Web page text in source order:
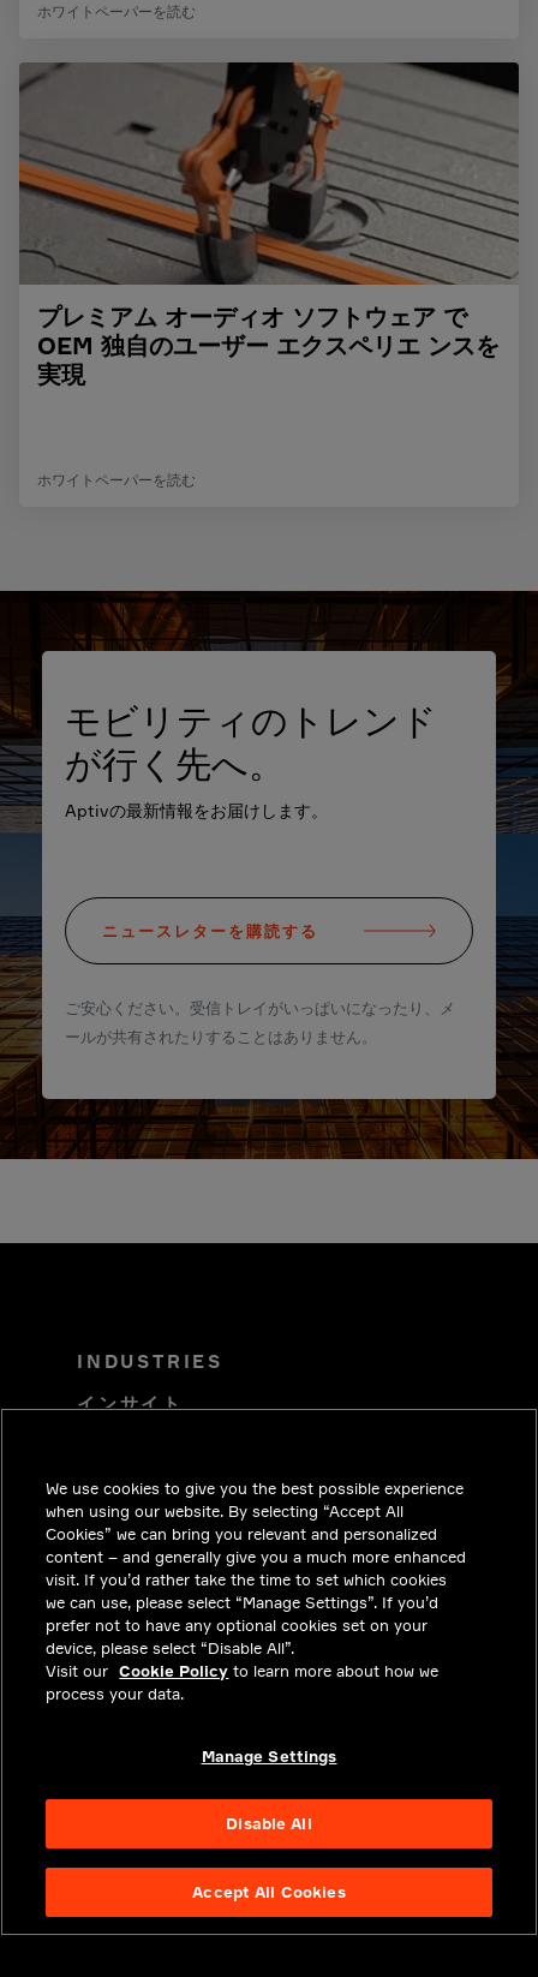
ホワイトペーパーを読む
プレミアム オーディオ ソフトウェア で
OEM 独自のユーザー エクスペリエ ンスを
実現
ホワイトペーパーを読む
モビリティのトレンド
が行く先へ。
Aptivの最新情報をお届けします。
ニュースレターを購読する
ご安心ください。受信トレイがいっぱいになったり、メ
ールが共有されたりすることはありません。
INDUSTRIES
インサイト
採用情報
投資家向けお知らせ
ニュースルーム
お問い合わせ
プライバシー
法令順守
We use cookies to give you the best possible experience
when using our website. By selecting “Accept All
Cookies” we can bring you relevant and personalized
content – and generally give you a much more enhanced
visit. If you’d rather take the time to set which cookies
we can use, please select “Manage Settings”. If you’d
prefer not to have any optional cookies set on your
device, please select “Disable All”.
Visit our Cookie Policy to learn more about how we
process your data.
Manage Settings
Disable All
Accept All Cookies